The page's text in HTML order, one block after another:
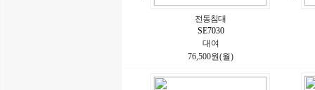
전동침대
SE7030
대여
76,500원(월)